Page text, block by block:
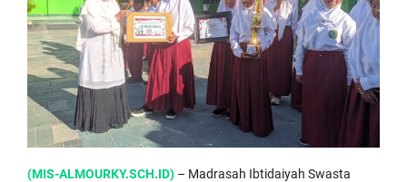
(MIS-ALMOURKY.SCH.ID) – Madrasah Ibtidaiyah Swasta